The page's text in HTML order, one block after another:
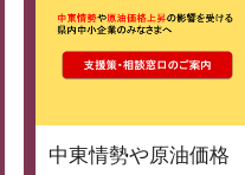
中東情勢や原油価格